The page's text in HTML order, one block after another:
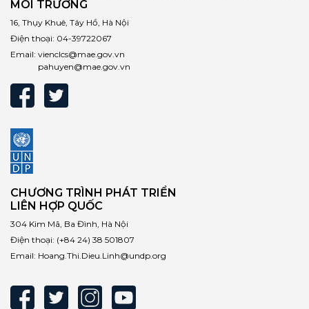
MÔI TRƯỜNG
16, Thụy Khuê, Tây Hồ, Hà Nội
Điện thoại: 04-39722067
Email: vienclcs@mae.gov.vn
pahuyen@mae.gov.vn
CHƯƠNG TRÌNH PHÁT TRIỂN
LIÊN HỢP QUỐC
304 Kim Mã, Ba Đình, Hà Nội
Điện thoại: (+84 24) 38 501807
Email: Hoang.Thi.Dieu.Linh@undp.org